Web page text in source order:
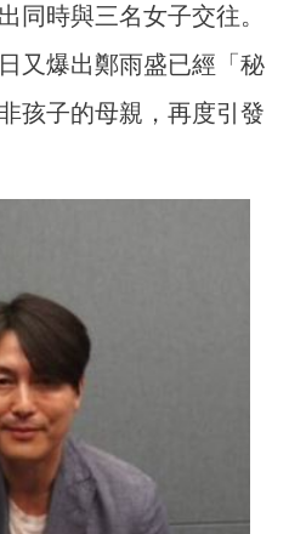
同時與三名女子交往。
又爆出鄭雨盛已經「秘
孩子的母親，再度引發